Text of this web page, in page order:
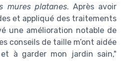
mures platanes. Après avoir
et appliqué des traitements
une amélioration notable de
conseils de taille m’ont aidée
à garder mon jardin sain,"